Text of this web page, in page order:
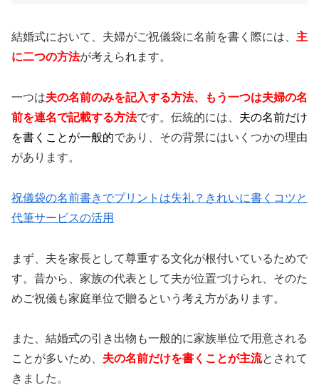
結婚式において、夫婦がご祝儀袋に名前を書く際には、 主
に二つの方法が考えられます。
一つは夫の名前のみを記入する方法、もう一つは夫婦の名
前を連名で記載する方法です。伝統的には、 夫の名前だけ
を書くことが一般的であり、その背景にはいくつかの理由
があります。
祝儀袋の名前書きでプリントは失礼？きれいに書くコツと
代筆サービスの活用
まず、夫を家長として尊重する文化が根付いているためで
す。昔から、家族の代表として夫が位置づけられ、そのた
めご祝儀も家庭単位で贈るという考え方があります。
また、結婚式の引き出物も一般的に家族単位で用意される
ことが多いため、 夫の名前だけを書くことが主流とされて
きました。